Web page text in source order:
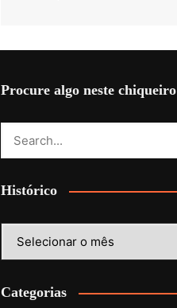
Procure algo neste chiqueiro
Histórico
Categorias